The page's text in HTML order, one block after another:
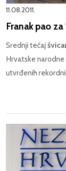
11.08.2011.
Franak pao
Srednji tečaj
Hrvatske narodne
utvrđenih